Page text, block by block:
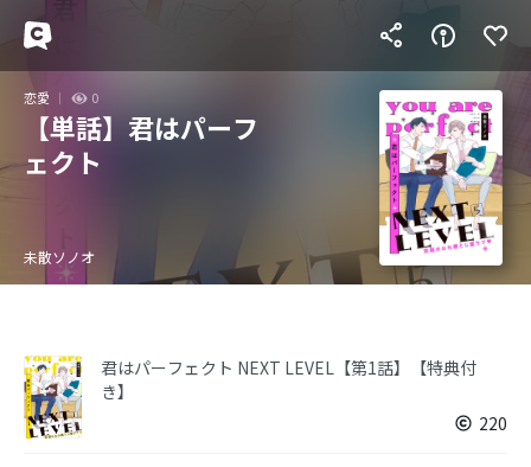
恋愛 0
【単話】君はパーフ
ェクト
未散ソノオ
君はパーフェクト NEXT LEVEL【第1話】【特典付
き】
220